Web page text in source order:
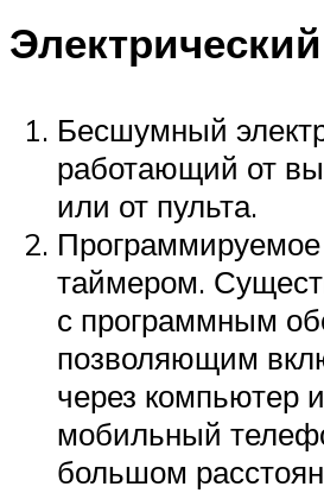
Бесшумный
работающий от
или от пульта.
Программируемое
таймером.
с программным
позволяющим
через компьютер
мобильный
большом